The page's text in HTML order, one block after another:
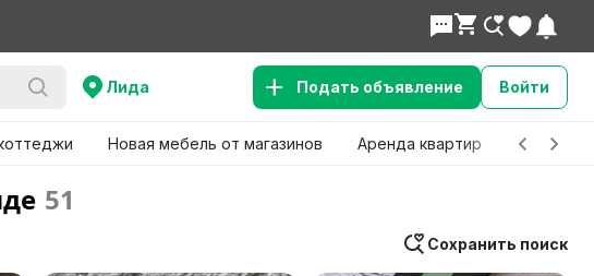
Лида Подать объявление Войти
Новая мебель от магазинов Аренда квартир Детские
51
Сохранить поиск